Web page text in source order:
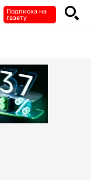
Подписка на
газету